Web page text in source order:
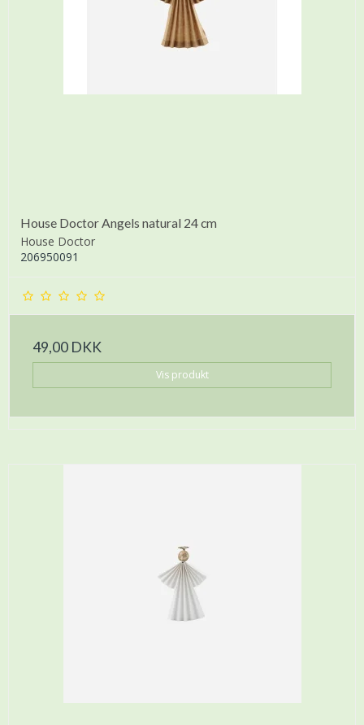
House Doctor Angels natural 24 cm
House Doctor
206950091
49,00 DKK
Vis produkt